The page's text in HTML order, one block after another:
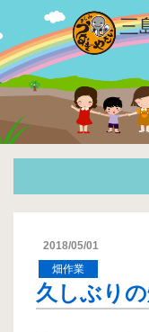
三
2018/05/01
畑作業
久しぶり